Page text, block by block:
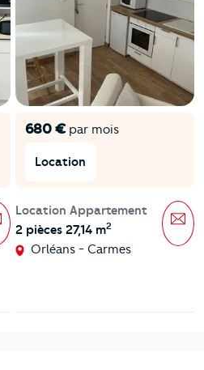
Message
680 €par mois
Location
Location Appartement
2 pièces 27,14 m2
Orléans - Carmes